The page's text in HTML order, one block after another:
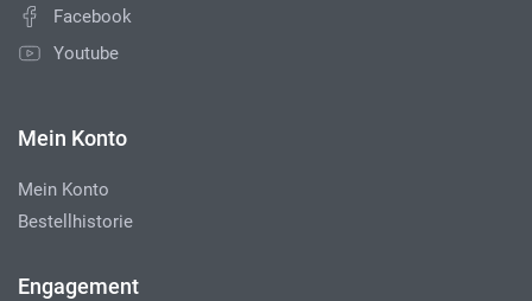
Facebook
Youtube
Mein Konto
Mein Konto
Bestellhistorie
Engagement